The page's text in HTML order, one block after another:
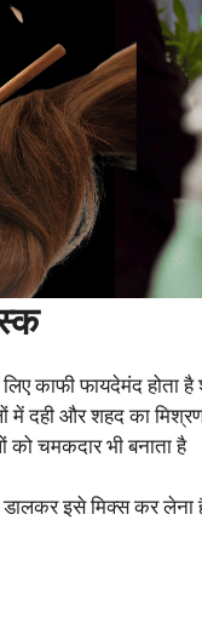
काफी फायदेमंद होता
में दही और शहद का
को चमकदार भी बनाता है
इसे मिक्स कर लेना